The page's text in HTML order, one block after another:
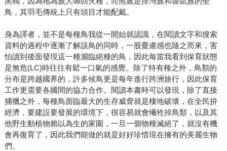
鳥，其羽毛傳統上只有頭目才能配戴。
身為譯者，並不是每種鳥我從一開始就認識，在閱讀文字和搜索
資料的過程中逐漸了解該鳥的同時，一股憂慮感也隨之而來，害
怕讀到後面發現這一種瀕臨絕種的鳥，因此每當我看到保育狀態
是無危(LC)時往往有鬆一口氣的感覺。除了特有種之外，鳥類的
分布是跨越國界的，許多候鳥更是每年進行跨洲旅行，因此保育
工作更需要各國間的協力合作。閱讀本書時可以發現，除了直接
捕獵之外，每種鳥面臨最大的生存威脅就是棲地破壞，在全民拚
經濟，要建設要發展的環境下，很容易就會犧牲掉鳥類，以及其
他野生動植物賴以為生的家園，一旦一個物種滅絕了，就沒有機
會再復育了，因此我們能做的就是好好珍惜現在擁有的美麗生物
們。